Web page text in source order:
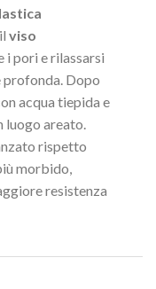
viso
i pori e rilassarsi
Dopo
acqua tiepida e
luogo areato.
rispetto
morbido,
resistenza